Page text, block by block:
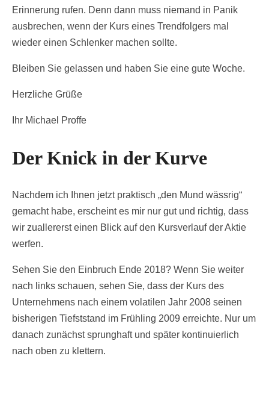
Erinnerung rufen. Denn dann muss niemand in Panik
ausbrechen, wenn der Kurs eines Trendfolgers mal
wieder einen Schlenker machen sollte.
Bleiben Sie gelassen und haben Sie eine gute Woche.
Herzliche Grüße
Ihr Michael Proffe
Der Knick in der Kurve
Nachdem ich Ihnen jetzt praktisch „den Mund wässrig“
gemacht habe, erscheint es mir nur gut und richtig, dass
wir zuallererst einen Blick auf den Kursverlauf der Aktie
werfen.
Sehen Sie den Einbruch Ende 2018? Wenn Sie weiter
nach links schauen, sehen Sie, dass der Kurs des
Unternehmens nach einem volatilen Jahr 2008 seinen
bisherigen Tiefststand im Frühling 2009 erreichte. Nur um
danach zunächst sprunghaft und später kontinuierlich
nach oben zu klettern.